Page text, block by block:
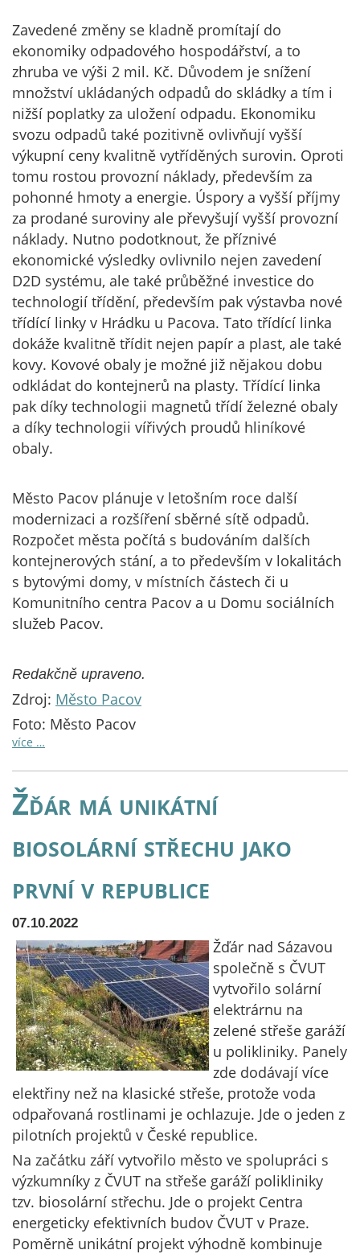
Zavedené změny se kladně promítají do
ekonomiky odpadového hospodářství, a to
zhruba ve výši 2 mil. Kč. Důvodem je snížení
množství ukládaných odpadů do skládky a tím i
nižší poplatky za uložení odpadu. Ekonomiku
svozu odpadů také pozitivně ovlivňují vyšší
výkupní ceny kvalitně vytříděných surovin. Oproti
tomu rostou provozní náklady, především za
pohonné hmoty a energie. Úspory a vyšší příjmy
za prodané suroviny ale převyšují vyšší provozní
náklady. Nutno podotknout, že příznivé
ekonomické výsledky ovlivnilo nejen zavedení
D2D systému, ale také průběžné investice do
technologií třídění, především pak výstavba nové
třídící linky v Hrádku u Pacova. Tato třídící linka
dokáže kvalitně třídit nejen papír a plast, ale také
kovy. Kovové obaly je možné již nějakou dobu
odkládat do kontejnerů na plasty. Třídící linka
pak díky technologii magnetů třídí železné obaly
a díky technologii vířivých proudů hliníkové
obaly.
Město Pacov plánuje v letošním roce další
modernizaci a rozšíření sběrné sítě odpadů.
Rozpočet města počítá s budováním dalších
kontejnerových stání, a to především v lokalitách
s bytovými domy, v místních částech či u
Komunitního centra Pacov a u Domu sociálních
služeb Pacov.
Redakčně upraveno.
Zdroj: Město Pacov
Foto: Město Pacov
více …
Žďár má unikátní
biosolární střechu jako
první v republice
07.10.2022
Žďár nad Sázavou
společně s ČVUT
vytvořilo solární
elektrárnu na
zelené střeše garáží
u polikliniky. Panely
zde dodávají více
elektřiny než na klasické střeše, protože voda
odpařovaná rostlinami je ochlazuje. Jde o jeden z
pilotních projektů v České republice.
Na začátku září vytvořilo město ve spolupráci s
výzkumníky z ČVUT na střeše garáží polikliniky
tzv. biosolární střechu. Jde o projekt Centra
energeticky efektivních budov ČVUT v Praze.
Poměrně unikátní projekt výhodně kombinuje